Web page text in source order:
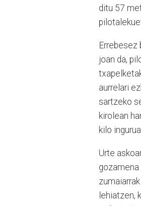
ditu 57
Errebesez
joan da,
aurrelari
sartzeko
kirolean
kilo
Urte
gozamena
lehiatzen,